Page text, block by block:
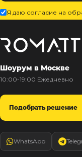
Я даю согласие на
Шоурум в Москве
10:00-19:00 Ежедневно
Подобрать решение
WhatsApp